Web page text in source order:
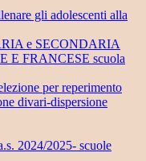
gli adolescenti alla
e SECONDARIA
E FRANCESE scuola
per reperimento
divari-dispersione
2024/2025- scuole